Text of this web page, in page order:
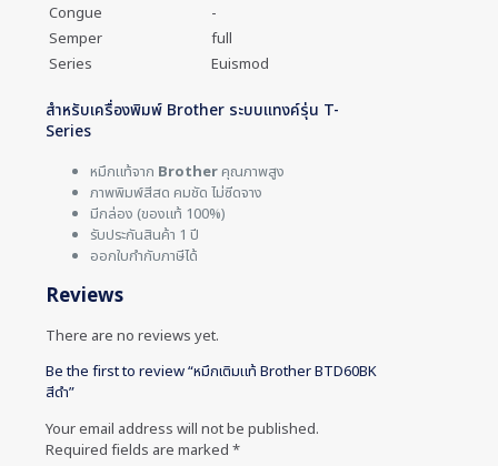
Congue
-
Semper
full
Series
Euismod
สำหรับเครื่องพิมพ์ Brother ระบบแทงค์รุ่น T-
Series
หมึกแท้จาก Brother คุณภาพสูง
ภาพพิมพ์สีสด คมชัด ไม่ซีดจาง
มีกล่อง (ของแท้ 100%)
รับประกันสินค้า 1 ปี
ออกใบกำกับภาษีได้
Reviews
There are no reviews yet.
Be the first to review “หมึกเติมแท้ Brother BTD60BK
สีดำ”
Your email address will not be published.
Required fields are marked *